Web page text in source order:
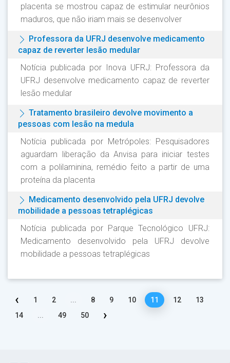
placenta se mostrou capaz de estimular neurônios
maduros, que não iriam mais se desenvolver
Professora da UFRJ desenvolve medicamento
capaz de reverter lesão medular
Notícia publicada por Inova UFRJ: Professora da
UFRJ desenvolve medicamento capaz de reverter
lesão medular
Tratamento brasileiro devolve movimento a
pessoas com lesão na medula
Notícia publicada por Metrópoles: Pesquisadores
aguardam liberação da Anvisa para iniciar testes
com a polilaminina, remédio feito a partir de uma
proteína da placenta
Medicamento desenvolvido pela UFRJ devolve
mobilidade a pessoas tetraplégicas
Notícia publicada por Parque Tecnológico UFRJ:
Medicamento desenvolvido pela UFRJ devolve
mobilidade a pessoas tetraplégicas
‹ 1 2 ... 8 9 10 11 12
13
14
... 49 50 ›